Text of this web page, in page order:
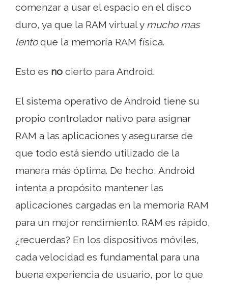
comenzar a usar el espacio en el disco
duro, ya que la RAM virtual y mucho mas
lentoque la memoria RAM física.
Esto es no cierto para Android.
El sistema operativo de Android tiene su
propio controlador nativo para asignar
RAM a las aplicaciones y asegurarse de
que todo está siendo utilizado de la
manera más óptima. De hecho, Android
intenta a propósito mantener las
aplicaciones cargadas en la memoria RAM
para un mejor rendimiento. RAM es rápido,
¿recuerdas? En los dispositivos móviles,
cada velocidad es fundamental para una
buena experiencia de usuario, por lo que